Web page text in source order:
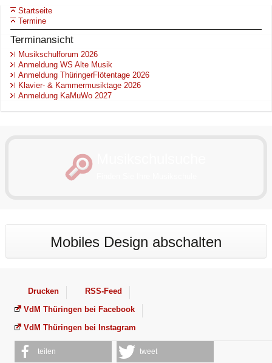
Startseite
Termine
Terminansicht
Musikschulforum 2026
Anmeldung WS Alte Musik
Anmeldung ThüringerFlötentage 2026
Klavier- & Kammermusiktage 2026
Anmeldung KaMuWo 2027
Mobiles Design abschalten
Drucken
RSS-Feed
VdM Thüringen bei Facebook
VdM Thüringen bei Instagram
teilen tweet